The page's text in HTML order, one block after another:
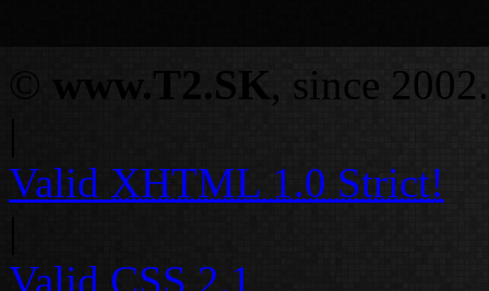
www.T2.SK, since 2002.
Valid XHTML 1.0 Strict!
Valid CSS 2.1